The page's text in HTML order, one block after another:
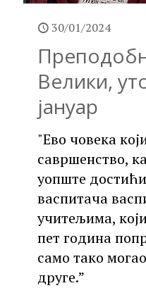
30/01/2024
Велики,
јануар
"Ево човека
савршенство,
уопште
васпитача
учитељима,
пет година
само тако
друге.”